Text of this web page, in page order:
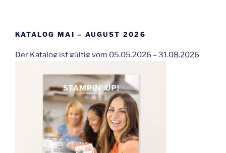
KATALOG MAI – AUGUST 2026
Der Katalog ist gültig vom 05.05.2026 – 31.08.2026